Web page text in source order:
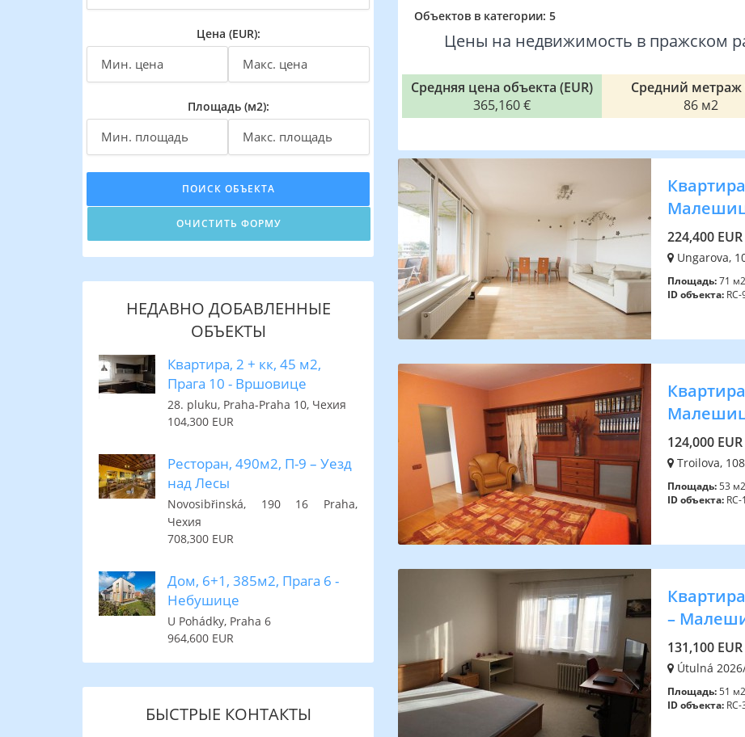
Объектов в категории: 5
Цены на недвижимость в пражском
Средняя цена объекта (EUR)
365,160 €
Средний метраж
86 м2
224,400 EUR
Ungarova,
Площадь:71
ID объекта:RC-
124,000 EUR
Troilova,
Площадь:53
ID объекта:RC-
–
131,100 EUR
Útulná
Площадь:51
ID объекта:RC-
Цена (EUR):
Площадь (м2):
НЕДАВНО ДОБАВЛЕННЫЕ
ОБЪЕКТЫ
Квартира, 2 + кк, 45 м2,
Прага 10 - Вршовице
28. pluku, Praha-Praha 10, Чехия
104,300 EUR
Ресторан, 490м2, П-9 – Уезд
над Лесы
Novosibřinská, 190 16 Praha,
Чехия
708,300 EUR
Дом, 6+1, 385м2, Прага 6 -
Небушице
U Pohádky, Praha 6
964,600 EUR
БЫСТРЫЕ КОНТАКТЫ